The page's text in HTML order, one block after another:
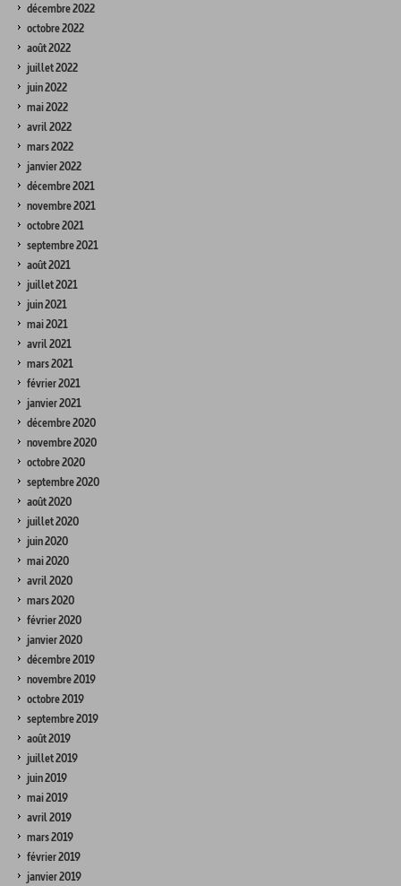
décembre 2022
octobre 2022
août 2022
juillet 2022
juin 2022
mai 2022
avril 2022
mars 2022
janvier 2022
décembre 2021
novembre 2021
octobre 2021
septembre 2021
août 2021
juillet 2021
juin 2021
mai 2021
avril 2021
mars 2021
février 2021
janvier 2021
décembre 2020
novembre 2020
octobre 2020
septembre 2020
août 2020
juillet 2020
juin 2020
mai 2020
avril 2020
mars 2020
février 2020
janvier 2020
décembre 2019
novembre 2019
octobre 2019
septembre 2019
août 2019
juillet 2019
juin 2019
mai 2019
avril 2019
mars 2019
février 2019
janvier 2019